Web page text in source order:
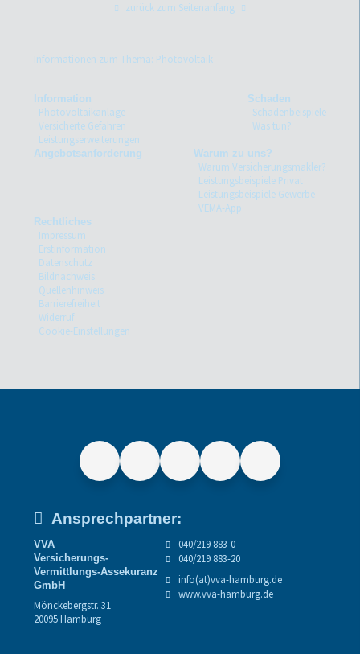
zurück zum Seitenanfang
Informationen zum Thema: Photovoltaik
Information
Photovoltaikanlage
Versicherte Gefahren
Leistungserweiterungen
Schaden
Schadenbeispiele
Was tun?
Angebotsanforderung Warum zu uns?
Warum Versicherungsmakler?
Leistungsbeispiele Privat
Leistungsbeispiele Gewerbe
VEMA-App
Rechtliches
Impressum
Erstinformation
Datenschutz
Bildnachweis
Quellenhinweis
Barrierefreiheit
Widerruf
Cookie-Einstellungen
Ansprechpartner:
VVA
Versicherungs-
Vermittlungs-Assekuranz
GmbH
Mönckebergstr. 31
20095 Hamburg
040/219 883-0
040/219 883-20
info(at)vva-hamburg.de
www.vva-hamburg.de